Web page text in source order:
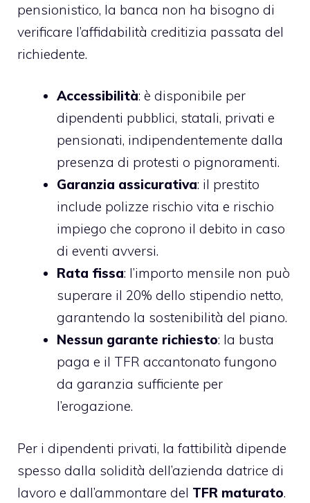
pensionistico, la banca non ha bisogno di
verificare l’affidabilità creditizia passata del
richiedente.
Accessibilità: è disponibile per
dipendenti pubblici, statali, privati e
pensionati, indipendentemente dalla
presenza di protesti o pignoramenti.
Garanzia assicurativa: il prestito
include polizze rischio vita e rischio
impiego che coprono il debito in caso
di eventi avversi.
Rata fissa: l’importo mensile non può
superare il 20% dello stipendio netto,
garantendo la sostenibilità del piano.
Nessun garante richiesto: la busta
paga e il TFR accantonato fungono
da garanzia sufficiente per
l’erogazione.
Per i dipendenti privati, la fattibilità dipende
spesso dalla solidità dell’azienda datrice di
lavoro e dall’ammontare del TFR maturato.